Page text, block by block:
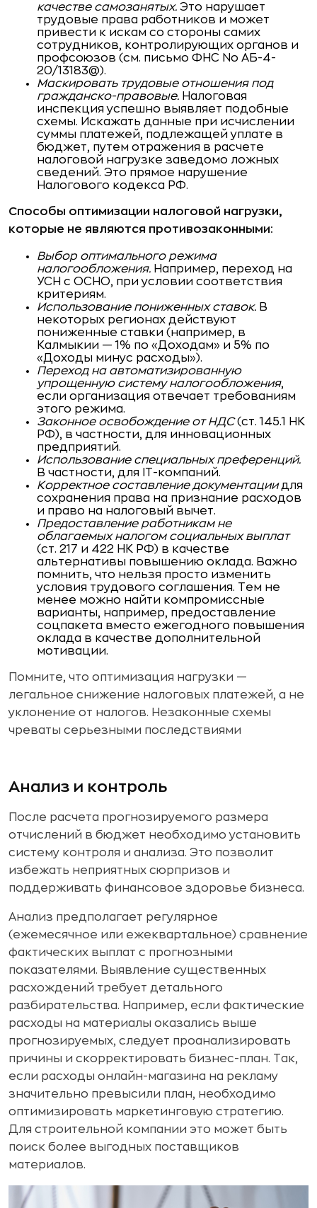
качестве самозанятых. Это нарушает
трудовые права работников и может
привести к искам со стороны самих
сотрудников, контролирующих органов и
профсоюзов (см. письмо ФНС No АБ-4-
20/13183@).
Маскировать трудовые отношения под
гражданско-правовые. Налоговая
инспекция успешно выявляет подобные
схемы. Искажать данные при исчислении
суммы платежей, подлежащей уплате в
бюджет, путем отражения в расчете
налоговой нагрузке заведомо ложных
сведений. Это прямое нарушение
Налогового кодекса РФ.
Способы оптимизации налоговой нагрузки,
которые не являются противозаконными:
Выбор оптимального режима
налогообложения. Например, переход на
УСН с ОСНО, при условии соответствия
критериям.
Использование пониженных ставок. В
некоторых регионах действуют
пониженные ставки (например, в
Калмыкии — 1% по «Доходам» и 5% по
«Доходы минус расходы»).
Переход на автоматизированную
упрощенную систему налогообложения,
если организация отвечает требованиям
этого режима.
Законное освобождение от НДС(ст. 145.1 НК
РФ), в частности, для инновационных
предприятий.
Использование специальных преференций.
В частности, для IT-компаний.
Корректное составление документациидля
сохранения права на признание расходов
и право на налоговый вычет.
Предоставление работникам не
облагаемых налогом социальных выплат
(ст. 217 и 422 НК РФ) в качестве
альтернативы повышению оклада. Важно
помнить, что нельзя просто изменить
условия трудового соглашения. Тем не
менее можно найти компромиссные
варианты, например, предоставление
соцпакета вместо ежегодного повышения
оклада в качестве дополнительной
мотивации.
Помните, что оптимизация нагрузки —
легальное снижение налоговых платежей, а не
уклонение от налогов. Незаконные схемы
чреваты серьезными последствиями
Анализ и контроль
После расчета прогнозируемого размера
отчислений в бюджет необходимо установить
систему контроля и анализа. Это позволит
избежать неприятных сюрпризов и
поддерживать финансовое здоровье бизнеса.
Анализ предполагает регулярное
(ежемесячное или ежеквартальное) сравнение
фактических выплат с прогнозными
показателями. Выявление существенных
расхождений требует детального
разбирательства. Например, если фактические
расходы на материалы оказались выше
прогнозируемых, следует проанализировать
причины и скорректировать бизнес-план. Так,
если расходы онлайн-магазина на рекламу
значительно превысили план, необходимо
оптимизировать маркетинговую стратегию.
Для строительной компании это может быть
поиск более выгодных поставщиков
материалов.